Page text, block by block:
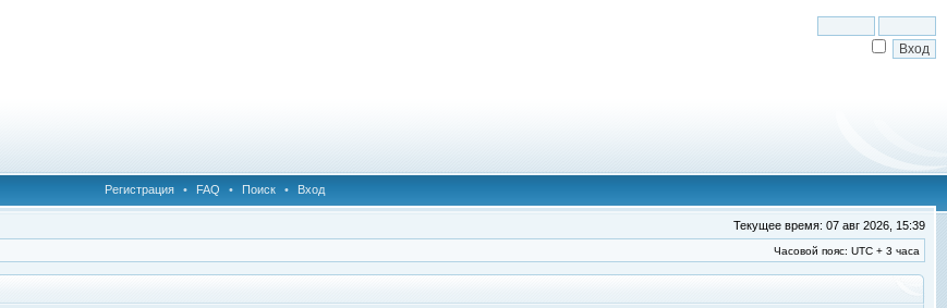
Регистрация • FAQ • Поиск • Вход
Текущее время: 07 авг 2026, 15:39
Часовой пояс: UTC + 3 часа